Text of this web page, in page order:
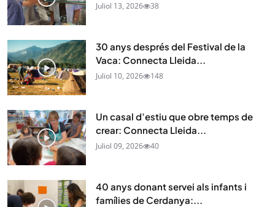
Juliol 13, 2026 38
30 anys després del Festival de la
Vaca: Connecta Lleida...
Juliol 10, 2026 148
Un casal d’estiu que obre temps de
crear: Connecta Lleida...
Juliol 09, 2026 40
40 anys donant servei als infants i
famílies de Cerdanya:...